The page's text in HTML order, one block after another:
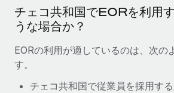
法令順守した法人をスピーディに設立
移住・転勤
従業員の異動をスムーズに
福利厚生
従業員の福利厚生を簡単に管理
税務
ブログ
チェコ共和国でEORを利用
うな場合か？
EORの利用が適しているのは、次の
す。
チェコ共和国で従業員を採用す